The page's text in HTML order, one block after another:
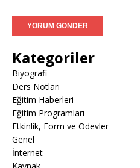
Kategoriler
Biyografi
Ders Notları
Eğitim Haberleri
Eğitim Programları
Etkinlik, Form ve Ödevler
Genel
İnternet